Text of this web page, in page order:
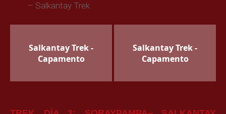
– Salkantay Trek.
Salkantay Trek -
Capamento
Salkantay Trek -
Capamento